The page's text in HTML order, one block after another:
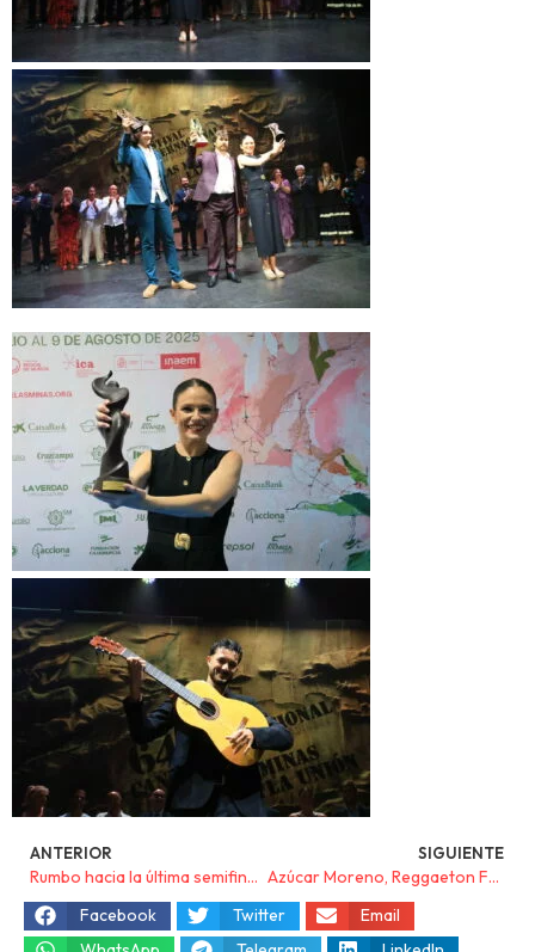
ANTERIOR
Rumbo hacia la última semifinal del 64º Cante de las Minas
SIGUIENTE
Azúcar Moreno, Reggaeton Fest y La Noche Remember destacan en la programación de las fiestas de La Unión 2025
Facebook
Twitter
Email